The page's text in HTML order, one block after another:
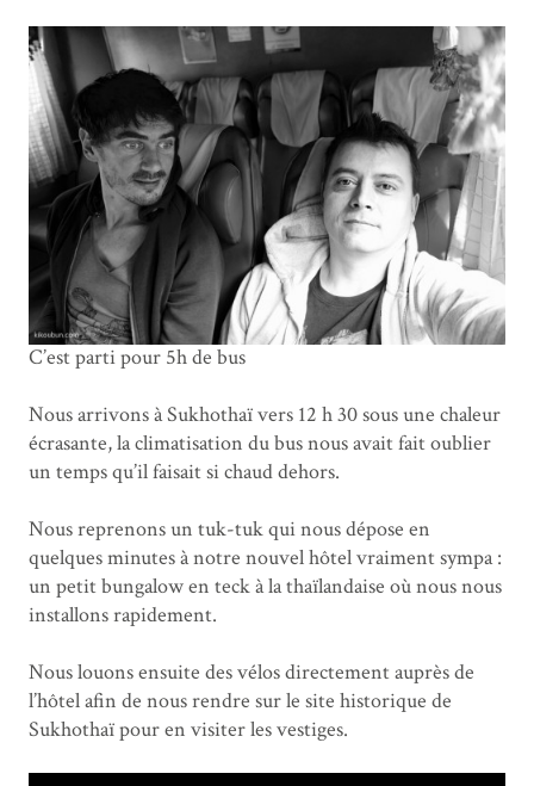
C’est parti pour 5h de bus
Nous arrivons à Sukhothaï vers 12 h 30 sous une chaleur
écrasante, la climatisation du bus nous avait fait oublier
un temps qu’il faisait si chaud dehors.
Nous reprenons un tuk-tuk qui nous dépose en
quelques minutes à notre nouvel hôtel vraiment sympa :
un petit bungalow en teck à la thaïlandaise où nous nous
installons rapidement.
Nous louons ensuite des vélos directement auprès de
l’hôtel afin de nous rendre sur le site historique de
Sukhothaï pour en visiter les vestiges.